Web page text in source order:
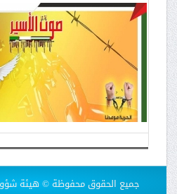
جميع الحقوق محفوظة © هيئة شؤون